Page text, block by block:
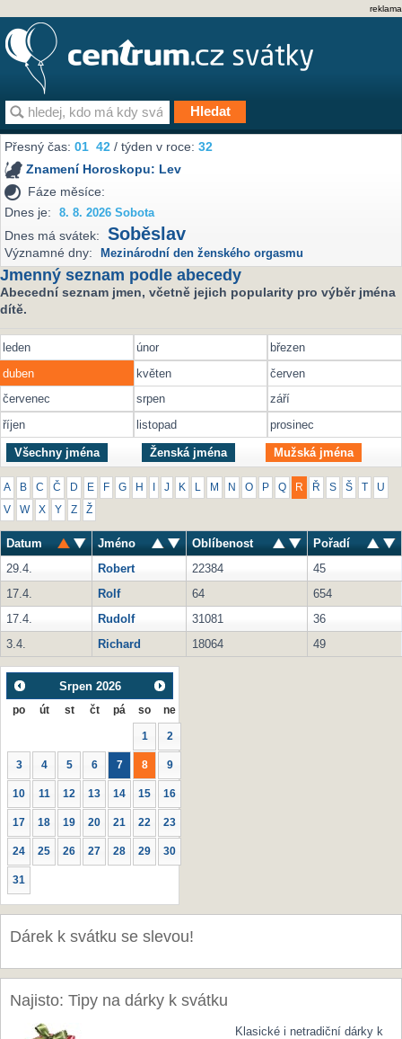
reklama
Přesný čas:01 42 / týden v roce:32
Znamení Horoskopu: Lev
Fáze měsíce:
Dnes je:
8. 8. 2026 Sobota
Dnes má svátek: Soběslav
Významné dny: Mezinárodní den ženského orgasmu
Jmenný seznam podle abecedy
Abecední seznam jmen, včetně jejich popularity pro výběr jména
dítě.
leden únor
březen
duben
květen
červen
červenec
srpen
září
říjen
listopad prosinec
Všechny jména Ženská jména Mužská jména
A B C Č D E F G H J K M N O P Q R Ř S Š U
V W X Y Z Ž
Datum Jméno Oblíbenost
Pořadí
29.4.
Robert 22384
45
17.4.
Rolf 64
654
17.4.
Rudolf 31081
36
3.4.
Richard 18064 49
Srpen 2026
po út st čt pá so ne
1 2
3 4 5 6 7 8 9
10 11 12 13 14 15 16
17 18 19 20 21 22 23
24 25 26 27 28 29 30
31
Dárek k svátku se slevou!
Najisto: Tipy na dárky k svátku
Klasické i netradiční dárky k